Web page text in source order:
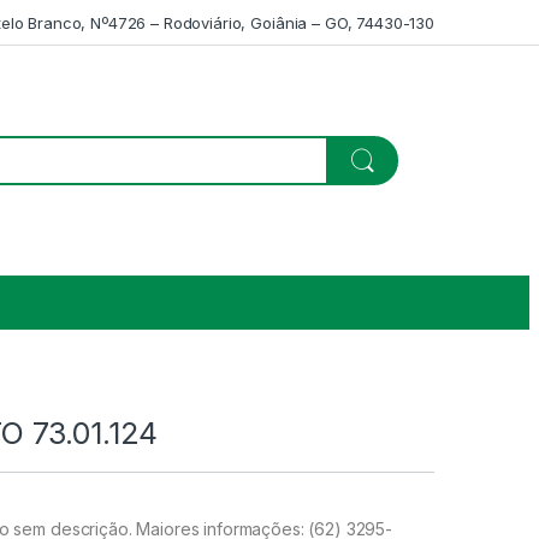
Branco, Nº4726 – Rodoviário, Goiânia – GO, 74430-130
73.01.124
sem descrição. Maiores informações: (62) 3295-